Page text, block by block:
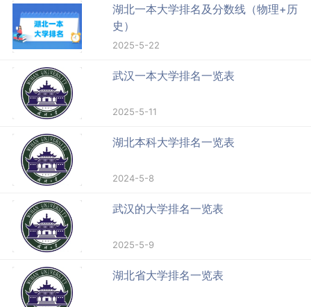
湖北一本大学排名及分数线（物理+历
史）
2025-5-22
武汉一本大学排名一览表
2025-5-11
湖北本科大学排名一览表
2024-5-8
武汉的大学排名一览表
2025-5-9
湖北省大学排名一览表